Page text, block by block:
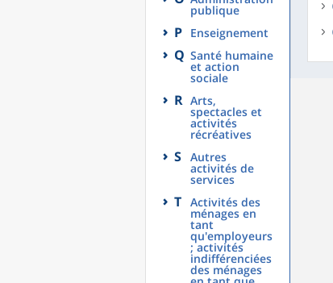
publique
P Enseignement
Q Santé humaine
et action
sociale
R Arts,
spectacles et
activités
récréatives
S Autres
activités de
services
T Activités des
ménages en
tant
qu'employeurs
; activités
indifférenciées
des ménages